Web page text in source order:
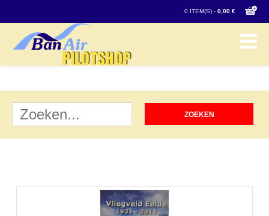
0 ITEM(S) - 0,00 €